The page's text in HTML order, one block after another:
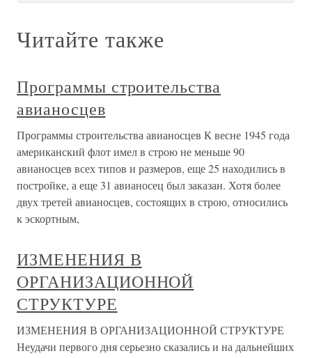
Читайте также
Программы строительства
авианосцев
Программы строительства авианосцев К весне 1945 года
американский флот имел в строю не меньше 90
авианосцев всех типов и размеров, еще 25 находились в
постройке, а еще 31 авианосец был заказан. Хотя более
двух третей авианосцев, состоящих в строю, относились
к эскортным,
ИЗМЕНЕНИЯ В
ОРГАНИЗАЦИОННОЙ
СТРУКТУРЕ
ИЗМЕНЕНИЯ В ОРГАНИЗАЦИОННОЙ СТРУКТУРЕ
Неудачи первого дня серьезно сказались и на дальнейших